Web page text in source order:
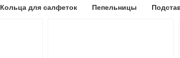
Кольца для салфеток Пепельницы